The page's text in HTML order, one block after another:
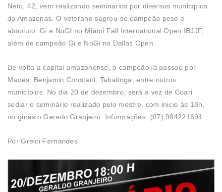
Neto, 42, vem realizando seminários por diversos municípios
do Amazonas. O veterano sagrou-se campeão peso e
absoluto Gi e NoGI no Miami Fall International Open IBJJF,
além de campeão Gi e NoGi no Dallas Open.
De volta a capital amazonense, o campeão já passou por
Maués, Benjamin Constant, Tabatinga, entre outros
municípios. No dia 20 de dezembro, será a vez de Coari
sediar o seminário realizado pelo mestre, com inicio às 18h,
no ginásio Gerado Granjeiro. Informações: (97) 984221691.
Por Greici Fernandes